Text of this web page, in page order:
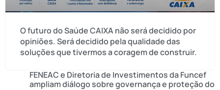
O futuro do Saúde CAIXA não será decidido por
opiniões. Será decidido pela qualidade das
soluções que tivermos a coragem de construir.
FENEAC e Diretoria de Investimentos da Funcef
ampliam diálogo sobre governança e proteção do